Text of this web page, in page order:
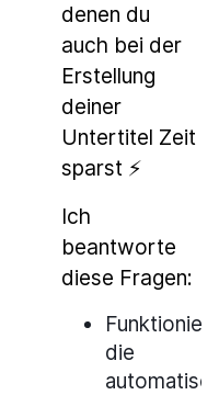
denen du
auch bei der
Erstellung
deiner
Untertitel Zeit
sparst ⚡
Ich
beantworte
diese Fragen:
Funktioniert
die